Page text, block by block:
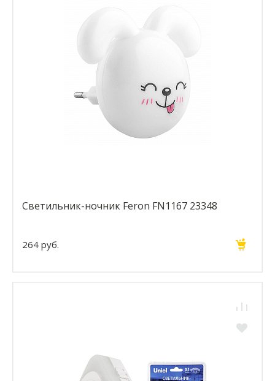
Светильник-ночник Feron FN1167 23348
264 руб.